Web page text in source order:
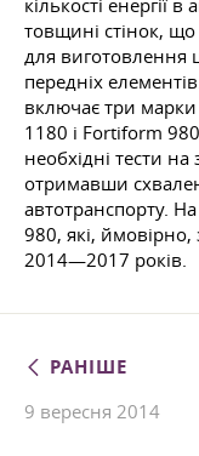
кількості енергії
товщині стінок,
для виготовлення
передніх
включає три
1180 і Fortiform
необхідні тести
отримавши
автотранспорту.
980, які,
2014—2017 років.
РАНІШЕ
9 вересня 2014